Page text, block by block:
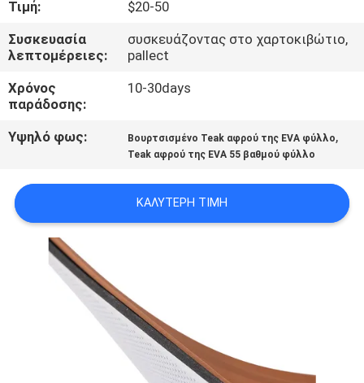
ΕΡΓΟΣΤΑΣΊΩΝ
ΠΟΙΟΤΙΚΌΣ
ΈΛΕΓΧΟΣ
ΜΑΣ
ΕΛΆΤΕ
ΣΕ
ΕΠΑΦΉ
ΕΙΔΉΣΕΙΣ
Τιμή:
$20-50
Συσκευασία
λεπτομέρειες:
συσκευάζοντας στο χαρτοκιβώτιο,
pallect
Χρόνος
παράδοσης:
10-30days
Υψηλό φως: Βουρτσισμένο Teak αφρού της EVA φύλλο,
Teak αφρού της EVA 55 βαθμού φύλλο
ΚΑΛΎΤΕΡΗ ΤΙΜΉ